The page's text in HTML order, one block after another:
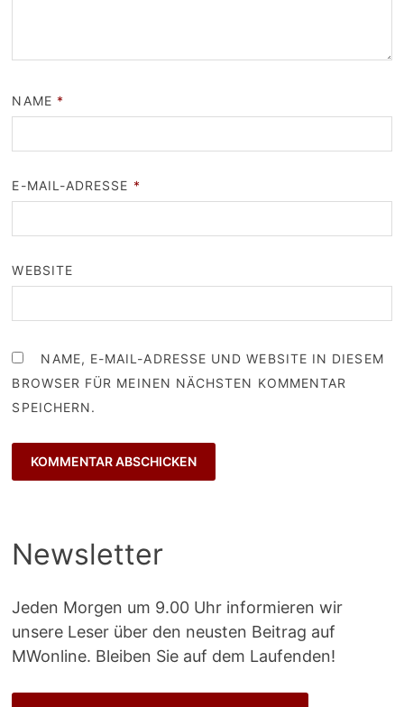
NAME *
E-MAIL-ADRESSE *
WEBSITE
NAME, E-MAIL-ADRESSE UND WEBSITE IN DIESEM
BROWSER FÜR MEINEN NÄCHSTEN KOMMENTAR
SPEICHERN.
Newsletter
Jeden Morgen um 9.00 Uhr informieren wir
unsere Leser über den neusten Beitrag auf
MWonline. Bleiben Sie auf dem Laufenden!